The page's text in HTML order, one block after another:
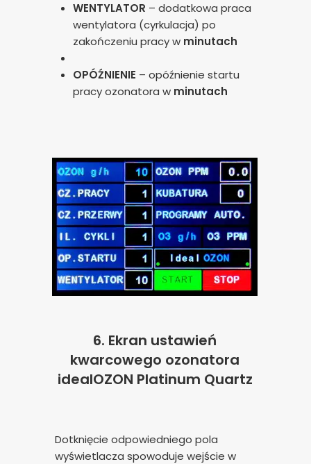
WENTYLATOR – dodatkowa praca
wentylatora (cyrkulacja) po
zakończeniu pracy w minutach
OPÓŹNIENIE – opóźnienie startu
pracy ozonatora w minutach
6. Ekran ustawień
kwarcowego ozonatora
idealOZON Platinum Quartz
Dotknięcie odpowiedniego pola
wyświetlacza spowoduje wejście w